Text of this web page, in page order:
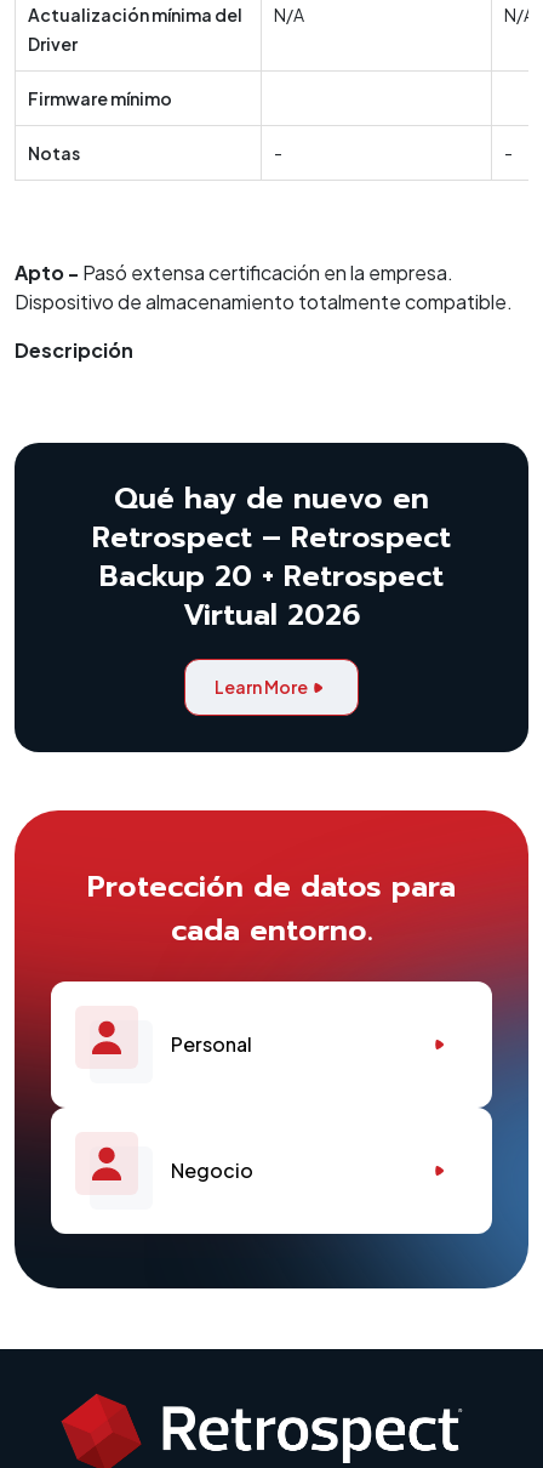
Actualización mínima del
Driver
N/A N/A
Firmware mínimo
Notas - -
Apto - Pasó extensa certificación en la empresa.
Dispositivo de almacenamiento totalmente compatible.
Descripción
Qué hay de nuevo en
Retrospect – Retrospect
Backup 20 + Retrospect
Virtual 2026
Learn More
Protección de datos para
cada entorno.
Personal
Negocio